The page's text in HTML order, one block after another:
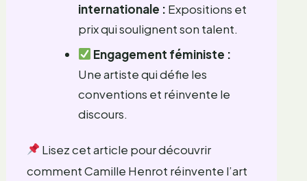
internationale : Expositions et
prix qui soulignent son talent.
Engagement féministe :
Une artiste qui défie les
conventions et réinvente le
discours.
Lisez cet article pour découvrir
comment Camille Henrot réinvente l’art